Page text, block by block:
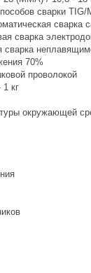
сварки TIG/
сварка
сварка
сварка
70%
проволокой
кг
окружающей